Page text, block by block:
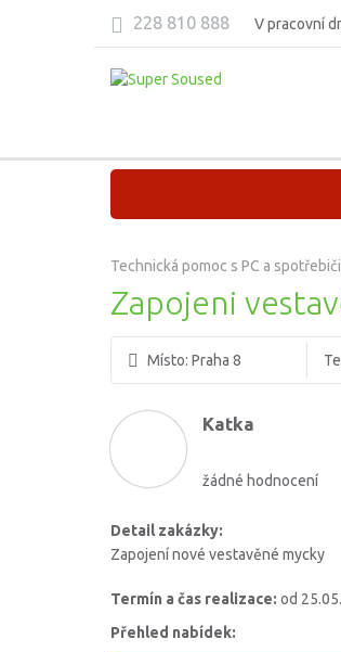
228 810 888 V pracovní
Technická pomoc s PC a
Zapojeni
Místo: Praha 8
Katka
žádné hodnocení
Detail zakázky:
Zapojení nové vestavěné mycky
Termín a čas realizace: od
Přehled nabídek: